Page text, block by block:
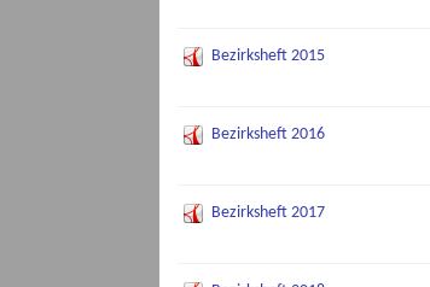
Bezirksheft 2015
Bezirksheft 2016
Bezirksheft 2017